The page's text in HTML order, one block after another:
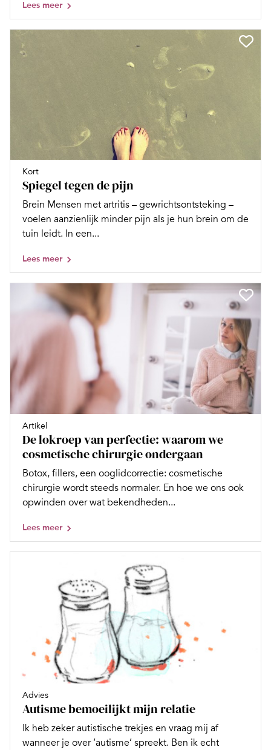
Lees meer
Kort
Spiegel tegen de pijn
Brein Mensen met artritis – gewrichtsontsteking –
voelen aanzienlijk minder pijn als je hun brein om de
tuin leidt. In een...
Lees meer
Artikel
De lokroep van perfectie: waarom we
cosmetische chirurgie ondergaan
Botox, fillers, een ooglidcorrectie: cosmetische
chirurgie wordt steeds normaler. En hoe we ons ook
opwinden over wat bekendheden...
Lees meer
Advies
Autisme bemoeilijkt mijn relatie
Ik heb zeker autistische trekjes en vraag mij af
wanneer je over ‘autisme’ spreekt. Ben ik echt